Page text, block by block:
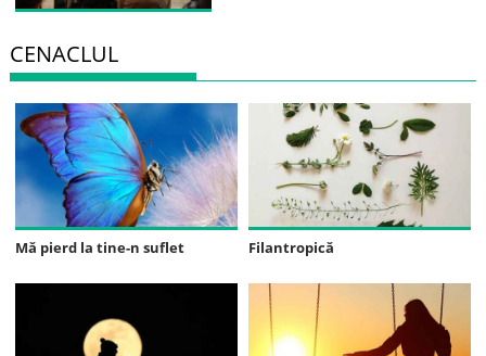
CENACLUL
Mă pierd la tine-n suflet Filantropică